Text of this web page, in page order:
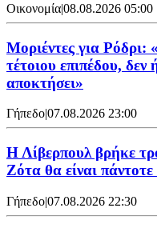
Οικονομία|08.08.2026 05:00
Μοριέντες για Ρόδρι:
τέτοιου επιπέδου,
αποκτήσει»
Γήπεδο|07.08.2026 23:00
Η Λίβερπουλ βρήκε
Ζότα θα είναι
Γήπεδο|07.08.2026 22:30